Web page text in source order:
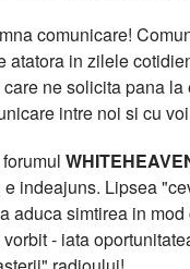
comunicare!
atatora in zilele
ne solicita pana
intre noi si cu
e indeajuns. Lipsea
aduca simtirea in mod
- iata